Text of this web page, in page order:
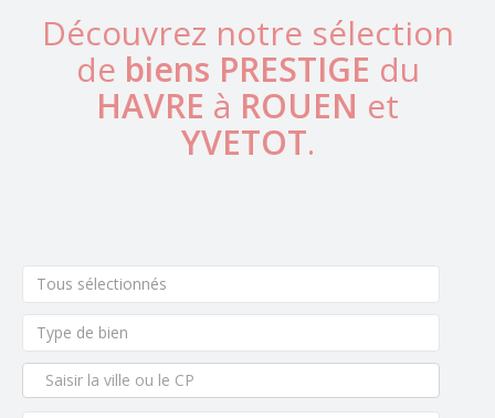
Découvrez notre sélection
de biens PRESTIGE du
HAVRE à ROUEN et
YVETOT.
Tous sélectionnés
Type de bien